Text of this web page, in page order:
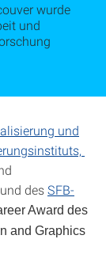
wurde
und
und
und desSFB-
Award des
and Graphics